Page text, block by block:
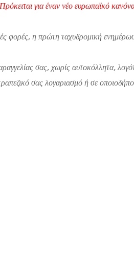
Πρόκειται για έναν νέο ευρωπαϊκό
φορές, η πρώτη ταχυδρομική
σας, χωρίς αυτοκόλλητα,
σας λογαριασμό ή σε